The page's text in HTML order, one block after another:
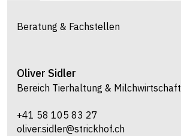
Beratung & Fachstellen
Karin Häcki
Bereich Tierhaltung & Milchwirtschaft
+41 58 105 83 28
karin.haecki@strickhof.ch